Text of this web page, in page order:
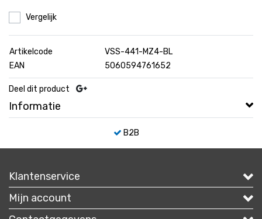
Vergelijk
Artikelcode
VSS-441-MZ4-BL
EAN
5060594761652
Deel dit product
Informatie
B2B
Klantenservice
Mijn account